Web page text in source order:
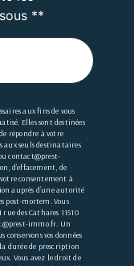
**
aux fins de vous
Elles sont destinées
répondre à votre
aux seuls destinataires
contact@prest-
d’effacement, de
consentement à
auprès d’une autorité
post-mortem. Vous
des Cathares 11510
immo.fr. Un
vos données
durée de prescription
Vous avez le droit de